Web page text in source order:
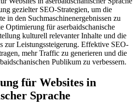
gezielter SEO-Strategien, um die
in den Suchmaschinenergebnissen zu
Optimierung für aserbaidschanische
kulturell relevanter Inhalte und die
zur Leistungssteigerung. Effektive SEO-
mehr Traffic zu generieren und die
Publikum zu verbessern.
für Websites in
Sprache